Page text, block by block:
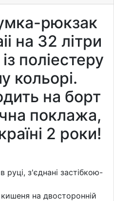
рюкзак
на 32 літри
поліестеру
кольорі.
на борт
поклажа,
2 роки!
руці, з'єднані застібкою-
на двосторонній